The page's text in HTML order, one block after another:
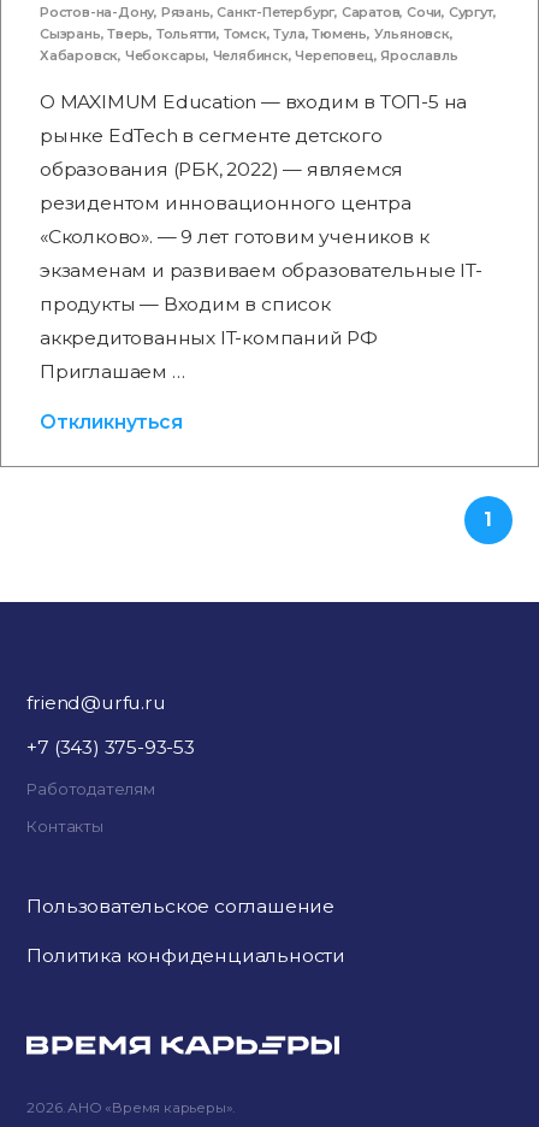
Ростов-на-Дону, Рязань,Санкт-Петербург, Саратов,Сочи, Сургут,
Сызрань,Тверь, Тольятти, Томск,Тула,Тюмень, Ульяновск,
Хабаровск, Чебоксары, Челябинск,Череповец,Ярославль
О MAXIMUM Education — входим в ТОП-5 на
рынке EdTech в сегменте детского
образования (РБК, 2022) — являемся
резидентом инновационного центра
«Сколково». — 9 лет готовим учеников к
экзаменам и развиваем образовательные IT-
продукты — Входим в список
аккредитованных IT-компаний РФ
Приглашаем …
Откликнуться
1
friend@urfu.ru
+7 (343) 375-93-53
Работодателям
Контакты
Пользовательское соглашение
Политика конфиденциальности
2026. АНО «Время карьеры».